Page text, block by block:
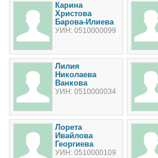
Карина
Христова
Барова-Илиева
УИН: 0510000099
Лилия
Николаева
Ванкова
УИН: 0510000034
Лорета
Ивайлова
Георгиева
УИН: 0510000109